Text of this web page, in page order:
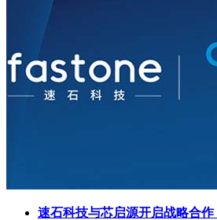
速石科技与芯启源开启战略合